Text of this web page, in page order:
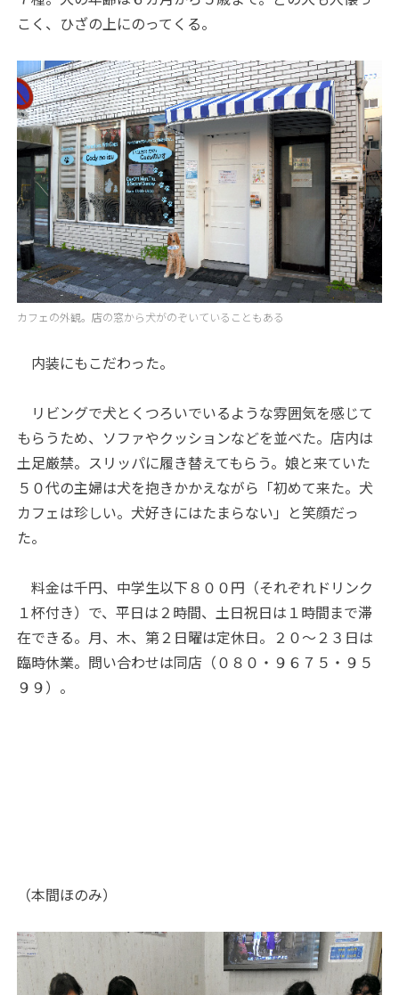
こく、ひざの上にのってくる。
カフェの外観。店の窓から犬がのぞいていることもある
内装にもこだわった。
リビングで犬とくつろいでいるような雰囲気を感じて
もらうため、ソファやクッションなどを並べた。店内は
土足厳禁。スリッパに履き替えてもらう。娘と来ていた
５０代の主婦は犬を抱きかかえながら「初めて来た。犬
カフェは珍しい。犬好きにはたまらない」と笑顔だっ
た。
料金は千円、中学生以下８００円（それぞれドリンク
１杯付き）で、平日は２時間、土日祝日は１時間まで滞
在できる。月、木、第２日曜は定休日。２０～２３日は
臨時休業。問い合わせは同店（０８０・９６７５・９５
９９）。
（本間ほのみ）